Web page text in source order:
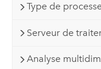
Type de
Serveur de
Analyse